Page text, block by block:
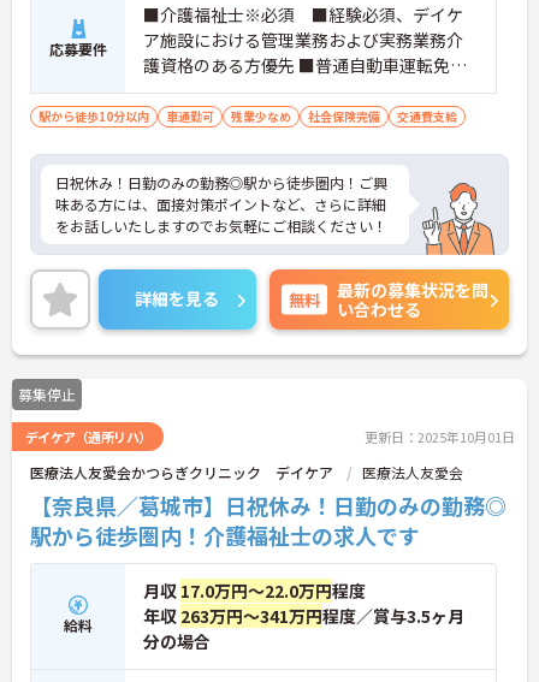
応募要件
■介護福祉士※必須 ■経験必須、デイケ
ア施設における管理業務および実務業務介
護資格のある方優先 ■普通自動車運転免許
（AT限定可）※必須 ■パソコンの基本操
作、ワード・エクセル書類等への入力作業
駅から徒歩10分以内 車通勤可 残業少なめ 社会保険完備 交通費支給
日祝休み！日勤のみの勤務◎駅から徒歩圏内！ご興
味ある方には、面接対策ポイントなど、さらに詳細
をお話しいたしますのでお気軽にご相談ください！
詳細を見る 無料
最新の募集状況を問
い合わせる
募集停止
デイケア（通所リハ） 更新日：2025年10月01日
医療法人友愛会かつらぎクリニック デイケア 医療法人友愛会
【奈良県／葛城市】日祝休み！日勤のみの勤務◎
駅から徒歩圏内！介護福祉士の求人です
給料
月収 17.0万円～22.0万円程度
年収 263万円～341万円程度／賞与3.5ヶ月
分の場合